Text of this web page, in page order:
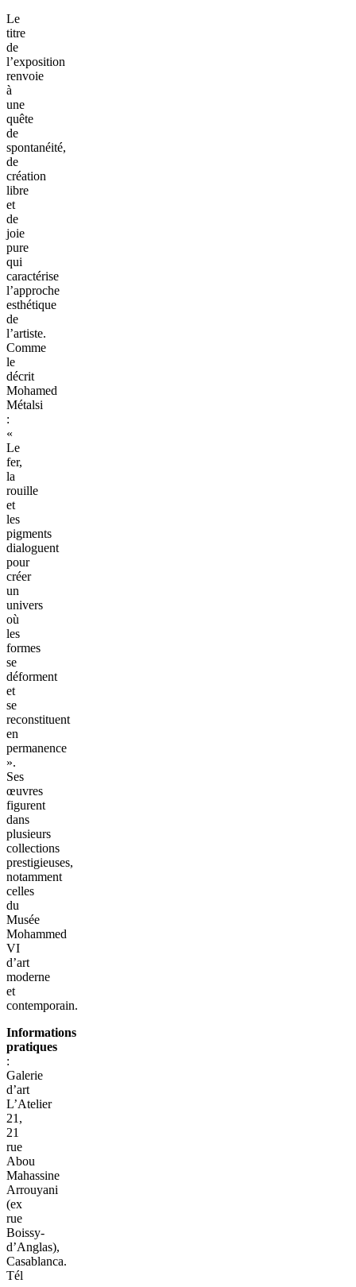
Le
titre
de
l’exposition
renvoie
à
une
quête
de
spontanéité,
de
création
libre
et
de
joie
pure
qui
caractérise
l’approche
esthétique
de
l’artiste.
Comme
le
décrit
Mohamed
Métalsi
:
«
Le
fer,
la
rouille
et
les
pigments
dialoguent
pour
créer
un
univers
où
les
formes
se
déforment
et
se
reconstituent
en
permanence
».
Ses
œuvres
figurent
dans
plusieurs
collections
prestigieuses,
notamment
celles
du
Musée
Mohammed
VI
d’art
moderne
et
contemporain.
Informations
pratiques
:
Galerie
d’art
L’Atelier
21,
21
rue
Abou
Mahassine
Arrouyani
(ex
rue
Boissy-
d’Anglas),
Casablanca.
Tél